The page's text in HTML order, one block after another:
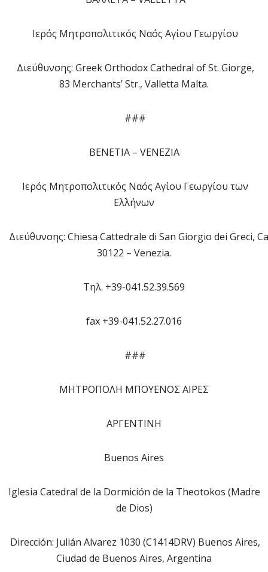
Ιερός Μητροπολιτικός Ναός Αγίου Γεωργίου
Διεύθυνσης: Greek Orthodox Cathedral of St. Giorge,
83 Merchants’ Str., Valletta Malta.
###
ΒΕΝΕΤΙΑ – VΕΝΕΖΙΑ
Ιερός Μητροπολιτικός Ναός Αγίου Γεωργίου των
Ελλήνων
Διεύθυνσης: Chiesa Cattedrale di San Giorgio dei Greci,
30122 – Venezia.
Τηλ. +39-041.52.39.569
fax +39-041.52.27.016
###
ΜΗΤΡΟΠΟΛΗ ΜΠΟΥΕΝΟΣ ΑΙΡΕΣ
ΑΡΓΕΝΤΙΝΗ
Buenos Aires
Iglesia Catedral de la Dormición de la Theotokos (Madre
de Dios)
Dirección: Julián Alvarez 1030 (C1414DRV) Buenos Aires,
Ciudad de Buenos Aires, Argentina